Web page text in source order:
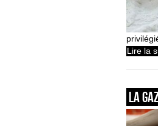
Lire la
La